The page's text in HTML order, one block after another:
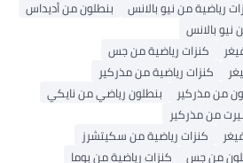
رياضية من نيو بالانس
بنطلون من أديداس
بالانس
كنزات رياضية من جس
كنزات رياضية من مذركير
من مذركير
بنطلون رياضي من نايكي
من مذركير
كنزات رياضية من سكيتشرز
من جس
كنزات رياضية من بوما